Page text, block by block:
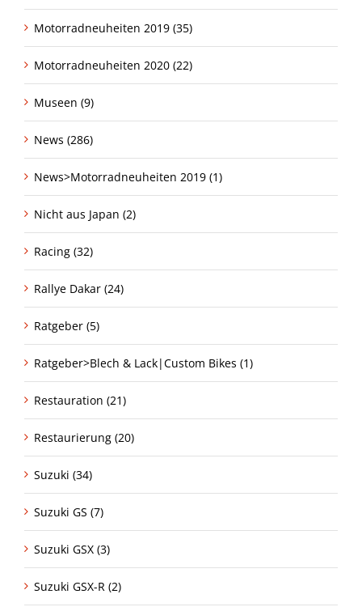
Motorradneuheiten 2019 (35)
Motorradneuheiten 2020 (22)
Museen (9)
News (286)
News>Motorradneuheiten 2019 (1)
Nicht aus Japan (2)
Racing (32)
Rallye Dakar (24)
Ratgeber (5)
Ratgeber>Blech & Lack|Custom Bikes (1)
Restauration (21)
Restaurierung (20)
Suzuki (34)
Suzuki GS (7)
Suzuki GSX (3)
Suzuki GSX-R (2)